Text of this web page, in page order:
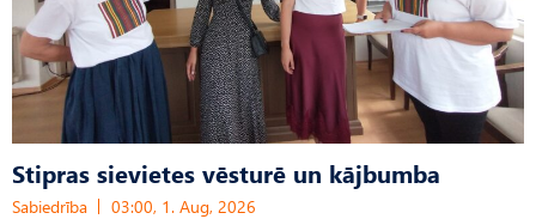
Stipras sievietes vēsturē un kājbumba
Sabiedrība 03:00, 1. Aug, 2026